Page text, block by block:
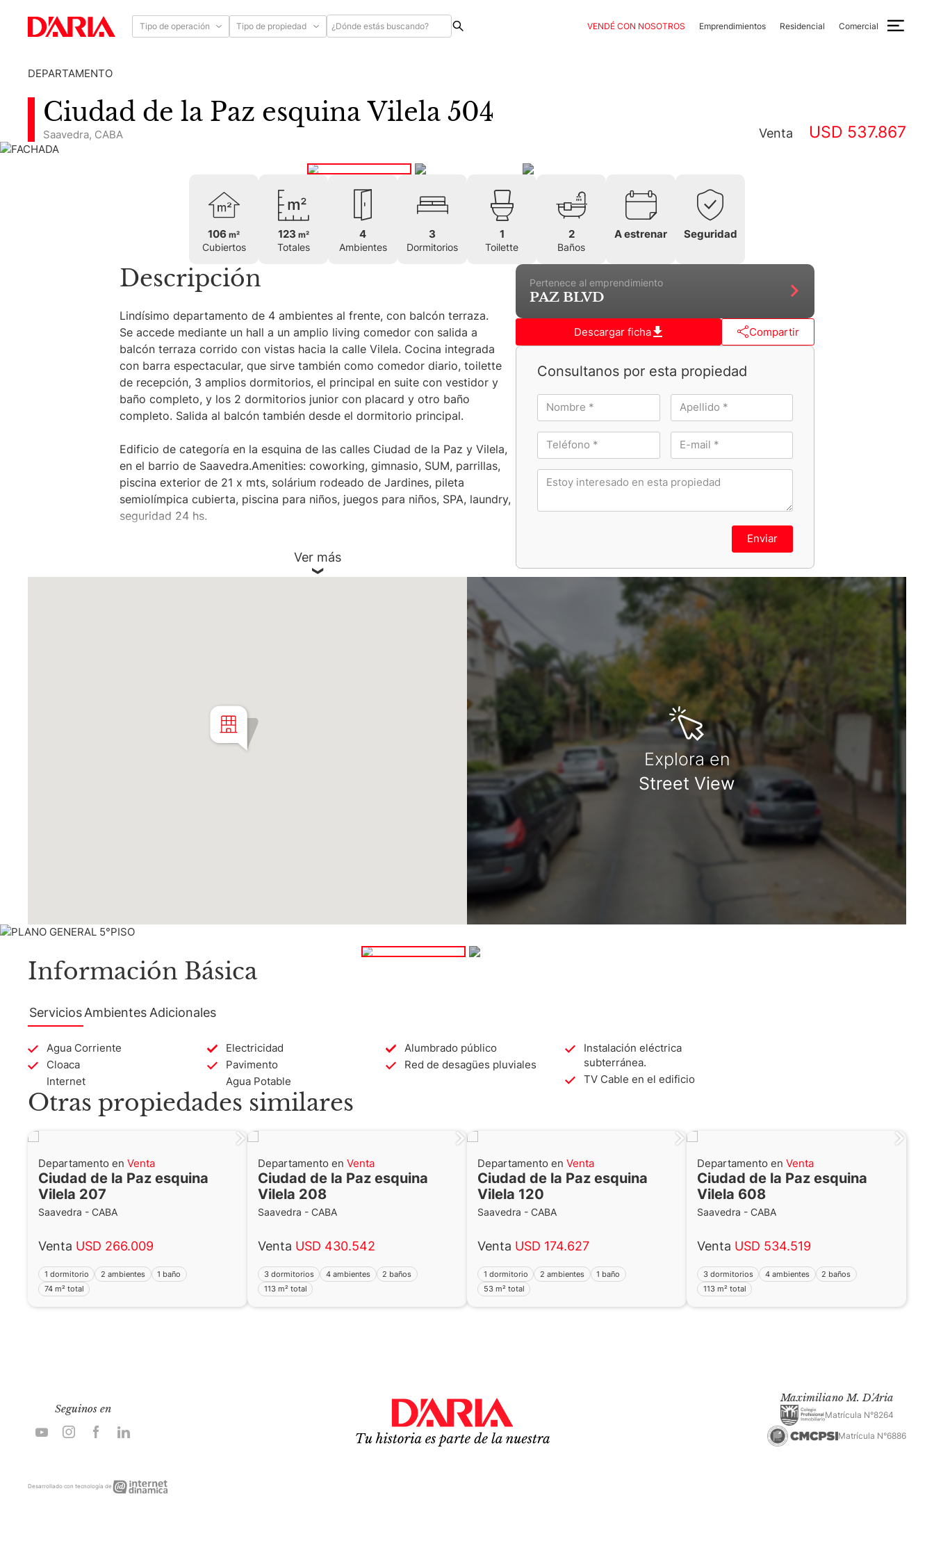
Tipo de operación Tipo de propiedad VENDÉ CON NOSOTROS Emprendimientos Residencial Comercial
DEPARTAMENTO
Ciudad de la Paz esquina Vilela 504
Saavedra, CABA Venta USD 537.867
106 m²
Cubiertos
123 m²
Totales
4
Ambientes
3
Dormitorios
1
Toilette
2
Baños
A estrenar Seguridad
Descripción
Lindísimo departamento de 4 ambientes al frente, con balcón terraza.
Se accede mediante un hall a un amplio living comedor con salida a
balcón terraza corrido con vistas hacia la calle Vilela. Cocina integrada
con barra espectacular, que sirve también como comedor diario, toilette
de recepción, 3 amplios dormitorios, el principal en suite con vestidor y
baño completo, y los 2 dormitorios junior con placard y otro baño
completo. Salida al balcón también desde el dormitorio principal.
Edificio de categoría en la esquina de las calles Ciudad de la Paz y Vilela,
en el barrio de Saavedra.Amenities: coworking, gimnasio, SUM, parrillas,
piscina exterior de 21 x mts, solárium rodeado de Jardines, pileta
semiolímpica cubierta, piscina para niños, juegos para niños, SPA, laundry,
seguridad 24 hs.
Cochera de compra optativa (no incluida en el precio) desde U$26.000, o
"Se deja constancia que los m2 son aproximados, al igual que las medidas
parciales, y están sujetos a verificación y/o ajustes. El precio del inmueble
puede ser modificado sin previo aviso. Por tratarse de un inmueble por
construirse, los detalles de terminación y la fecha de entrega están sujetos
ilustrativos y tienen carácter no contractual. Las unidades publicadas
están sujetas a disponibilidad. C. D´Aria S.A. actúa solamente en carácter
Av. Juramento 1775 - Belgrano - CABA
Ver más
Pertenece al emprendimiento
PAZ BLVD
Descargar ficha Compartir
Consultanos por esta propiedad
Enviar
Explora en
Street View
Información Básica
Servicios Ambientes Adicionales
Agua Corriente
Cloaca
Internet
Electricidad
Pavimento
Agua Potable
Alumbrado público
Red de desagües pluviales
Instalación eléctrica
subterránea.
TV Cable en el edificio
Otras propiedades similares
Departamento en Venta
Ciudad de la Paz esquina
Vilela 207
Saavedra - CABA
Venta USD 266.009
1 dormitorio 2 ambientes
1 baño
74 m² total
Departamento en Venta
Ciudad de la Paz esquina
Vilela 208
Saavedra - CABA
Venta USD 430.542
3 dormitorios 4 ambientes
2 baños
113 m² total
Departamento en Venta
Ciudad de la Paz esquina
Vilela 120
Saavedra - CABA
Venta USD 174.627
1 dormitorio 2 ambientes
1 baño
53 m² total
Departamento en Venta
Ciudad de la Paz esquina
Vilela 608
Saavedra - CABA
Venta USD 534.519
3 dormitorios 4 ambientes
2 baños
113 m² total
Seguinos en
Maximiliano M. D'Aria
Matrícula N°8264
Matrícula N°6886
Desarrollado con tecnología deInternet
Dinámica